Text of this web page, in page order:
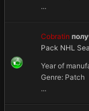
...
Cobratin
Pack NHL
Year of
Genre: Patch
...